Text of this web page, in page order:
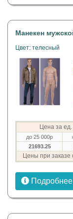
Манекен
Цвет: телесный
Цена за
до 25 000р
21693.25
Цены при заказе
Подробнее